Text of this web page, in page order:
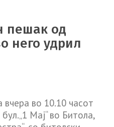
пешак од
него удрил
вчера во 10.10 часот
Мај“ во Битола,